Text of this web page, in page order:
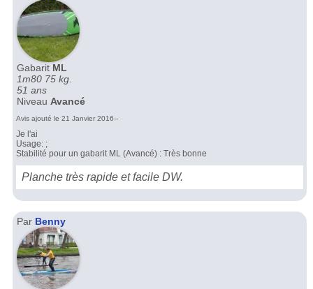
Gabarit ML
1m80 75 kg.
51 ans
Niveau Avancé
Avis ajouté le 21 Janvier 2016--
Je l'ai
Usage: ;
Stabilité pour un gabarit ML (Avancé) : Très bonne
Planche très rapide et facile DW.
Par Benny